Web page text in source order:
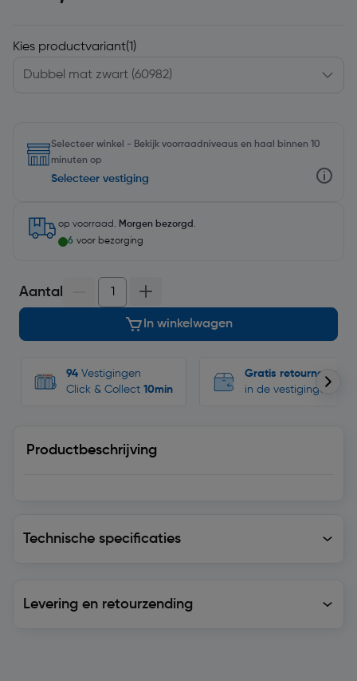
Kies productvariant(1)
Selecteer winkel - Bekijk voorraadniveaus en haal binnen 10
minuten op
Selecteer vestiging
op voorraad. Morgen bezorgd .
6 voor bezorging
Aantal
In winkelwagen
94 Vestigingen
Click & Collect 10min
Gratis retourneren
in de vestigingen
Productbeschrijving
Technische specificaties
Levering en retourzending